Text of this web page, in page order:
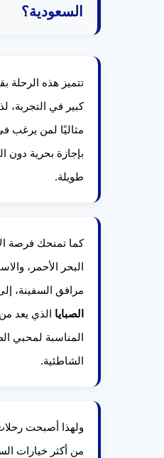
السعودية؟
تتميز هذه الرحلة
كبير في التجربة،
مثاليًا لمن يرغب
بإجازة بحرية دون
طويلة.
كما تمنحك فرصة
البحر الأحمر،
مرافق السفينة،
الصبايا الذي يعد
المناسبة لمحبي
الشاطئية.
ولهذا أصبحت
من أكثر خيارات